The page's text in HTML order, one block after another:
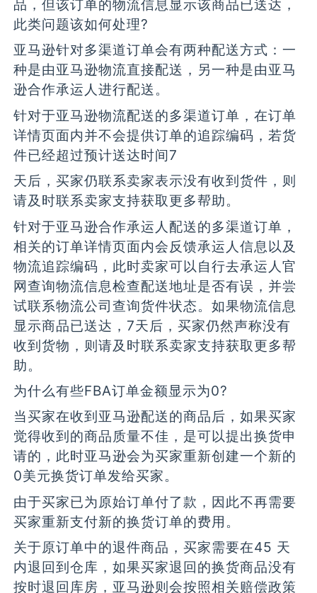
品，但该订单的物流信息显示该商品已送达，
此类问题该如何处理?
亚马逊针对多渠道订单会有两种配送方式：一
种是由亚马逊物流直接配送，另一种是由亚马
逊合作承运人进行配送。
针对于亚马逊物流配送的多渠道订单，在订单
详情页面内并不会提供订单的追踪编码，若货
件已经超过预计送达时间7
天后，买家仍联系卖家表示没有收到货件，则
请及时联系卖家支持获取更多帮助。
针对于亚马逊合作承运人配送的多渠道订单，
相关的订单详情页面内会反馈承运人信息以及
物流追踪编码，此时卖家可以自行去承运人官
网查询物流信息检查配送地址是否有误，并尝
试联系物流公司查询货件状态。如果物流信息
显示商品已送达，7天后，买家仍然声称没有
收到货物，则请及时联系卖家支持获取更多帮
助。
为什么有些FBA订单金额显示为0?
当买家在收到亚马逊配送的商品后，如果买家
觉得收到的商品质量不佳，是可以提出换货申
请的，此时亚马逊会为买家重新创建一个新的
0美元换货订单发给买家。
由于买家已为原始订单付了款，因此不再需要
买家重新支付新的换货订单的费用。
关于原订单中的退件商品，买家需要在45 天
内退回到仓库，如果买家退回的换货商品没有
按时退回库房，亚马逊则会按照相关赔偿政策